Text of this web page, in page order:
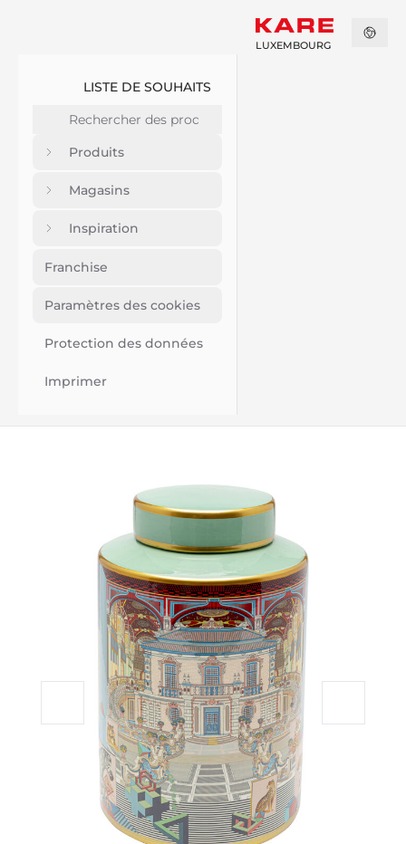
LISTE DE SOUHAITS
Produits
Magasins
Inspiration
Franchise
Paramètres des cookies
Protection des données
Imprimer
LUXEMBOURG